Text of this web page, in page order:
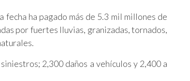
fecha ha pagado más de 5.3 mil millones de
por fuertes lluvias, granizadas, tornados,
2,300 daños a vehículos y 2,400 a